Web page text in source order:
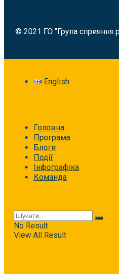
© 2021 ГО "Група сприяння
English
Головна
Програма
Блоги
Події
Інфографіка
Команда
No Result
View All Result